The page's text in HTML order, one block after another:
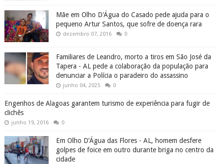
Mãe em Olho D'Água do Casado pede ajuda para o
pequeno Artur Santos, que sofre de doença rara
dezembro 07, 2016 0
Familiares de Leandro, morto a tiros em São José da
Tapera - AL pede a colaboração da população para
denunciar a Polícia o paradeiro do assassino
junho 04, 2025 0
Engenhos de Alagoas garantem turismo de experiência para fugir de
clichês
junho 19, 2016 0
Em Olho D’Água das Flores - AL, homem desfere
golpes de foice em outro durante briga no centro da
cidade